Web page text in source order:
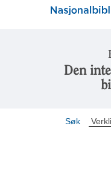
Den
Søk